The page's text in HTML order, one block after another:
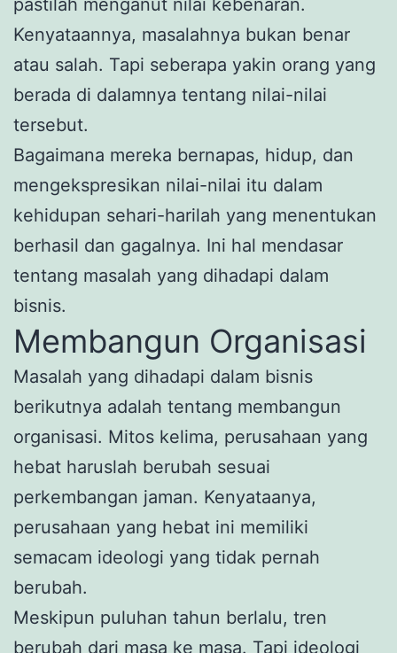
pastilah menganut nilai kebenaran.
Kenyataannya, masalahnya bukan benar
atau salah. Tapi seberapa yakin orang yang
berada di dalamnya tentang nilai-nilai
tersebut.
Bagaimana mereka bernapas, hidup, dan
mengekspresikan nilai-nilai itu dalam
kehidupan sehari-harilah yang menentukan
berhasil dan gagalnya. Ini hal mendasar
tentang masalah yang dihadapi dalam
bisnis.
Membangun Organisasi
Masalah yang dihadapi dalam bisnis
berikutnya adalah tentang membangun
organisasi. Mitos kelima, perusahaan yang
hebat haruslah berubah sesuai
perkembangan jaman. Kenyataanya,
perusahaan yang hebat ini memiliki
semacam ideologi yang tidak pernah
berubah.
Meskipun puluhan tahun berlalu, tren
berubah dari masa ke masa. Tapi ideologi